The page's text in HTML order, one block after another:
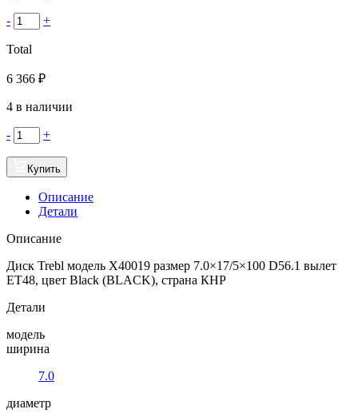
- +
Total
6 366 ₽
4 в наличии
- +
Купить
Описание
Детали
Описание
Диск Trebl модель X40019 размер 7.0×17/5×100 D56.1 вылет
ET48, цвет Black (BLACK), страна КНР
Детали
модель
ширина
7.0
диаметр